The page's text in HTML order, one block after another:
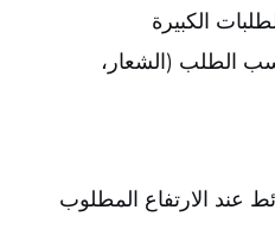
الطلب (الشعار،
عند الارتفاع المطلوب